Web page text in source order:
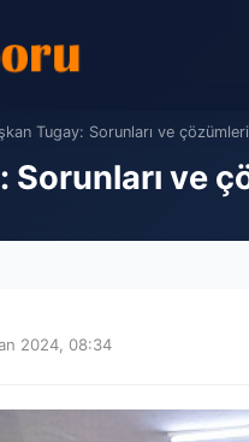
Tugay: Sorunları ve
Sorunları ve
2024, 08:34